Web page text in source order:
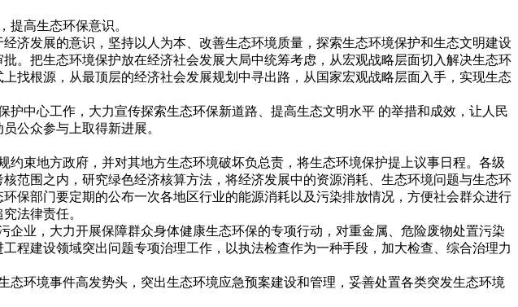
高生态环保意识。
济发展的意识，坚持以人为本、改善生态环境质量，探索生态环境保护和生态文明建设
。把生态环境保护放在经济社会发展大局中统筹考虑，从宏观战略层面切入解决生态环
找根源，从最顶层的经济社会发展规划中寻出路，从国家宏观战略层面入手，实现生态
中心工作，大力宣传探索生态环保新道路、提高生态文明水平 的举措和成效，让人民
公众参与上取得新进展。
束地方政府，并对其地方生态环境破坏负总责，将生态环境保护提上议事日程。各级
范围之内，研究绿色经济核算方法，将经济发展中的资源消耗、生态环境问题与生态环
保部门要定期的公布一次各地区行业的能源消耗以及污染排放情况，方便社会群众进行
法律责任。
业，大力开展保障群众身体健康生态环保的专项行动，对重金属、危险废物处置污染
程建设领域突出问题专项治理工作，以执法检查作为一种手段，加大检查、综合治理力
环境事件高发势头，突出生态环境应急预案建设和管理，妥善处置各类突发生态环境